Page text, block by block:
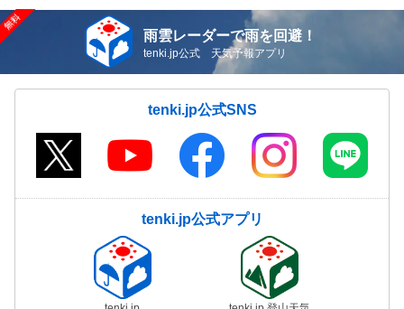
雨雲レーダーで雨を回避！
tenki.jp公式 天気予報アプリ
tenki.jp公式SNS
tenki.jp公式アプリ